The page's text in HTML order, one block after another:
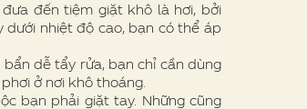
đến tiệm giặt khô là hơi, bởi
nhiệt độ cao, bạn có thể áp
dễ tẩy rửa, bạn chỉ cần dùng
ở nơi khô thoáng.
bạn phải giặt tay. Những cũng